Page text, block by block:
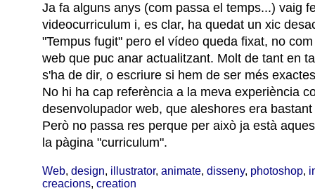
Ja fa alguns anys (com passa el temps...) vaig
videocurriculum i, es clar, ha quedat un xic
"Tempus fugit" pero el vídeo queda fixat, no
web que puc anar actualitzant. Molt de tant en
s'ha de dir, o escriure si hem de ser més
No hi ha cap referència a la meva experiència
desenvolupador web, que aleshores era bastant
Però no passa res perque per això ja està
la pàgina "curriculum".
Web, design, illustrator, animate, disseny, photoshop,
creacions, creation